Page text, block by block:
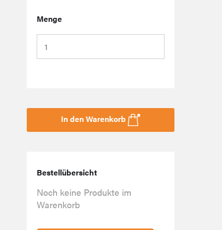
Menge
In den Warenkorb
Bestellübersicht
Noch keine Produkte im
Warenkorb